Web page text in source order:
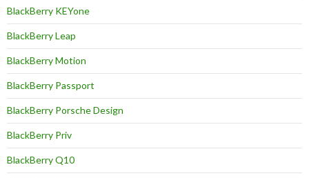
BlackBerry KEYone
BlackBerry Leap
BlackBerry Motion
BlackBerry Passport
BlackBerry Porsche Design
BlackBerry Priv
BlackBerry Q10